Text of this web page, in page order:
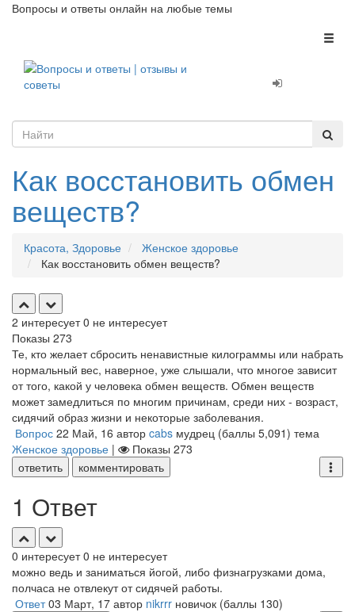
Вопросы и ответы онлайн на любые темы
Как восстановить обмен
веществ?
Красота, Здоровье
Женское здоровье
Как восстановить обмен веществ?
2 интересует 0 не интересует
Показы 273
Те, кто желает сбросить ненавистные килограммы или набрать
нормальный вес, наверное, уже слышали, что многое зависит
от того, какой у человека обмен веществ. Обмен веществ
может замедлиться по многим причинам, среди них - возраст,
сидячий образ жизни и некоторые заболевания.
Вопрос 22 Май, 16 автор cabs мудрец (баллы 5,091) тема
Женское здоровье | Показы 273
ответить
комментировать
1 Ответ
0 интересует 0 не интересует
можно ведь и заниматься йогой, либо физнагрузками дома,
полчаса не отвлекут от сидячей работы.
Ответ 03 Март, 17 автор nikrrr новичок (баллы 130)